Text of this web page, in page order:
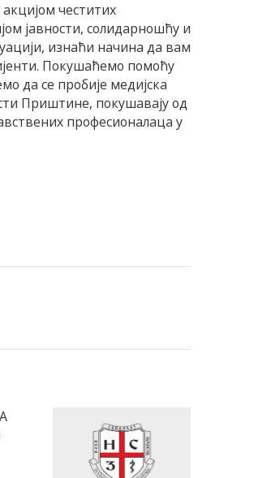
честитих
јавности, солидарношћу и
изнаћи начина да вам
Покушаћемо помоћу
да се пробије медијска
Приштине, покушавају од
професионалаца у